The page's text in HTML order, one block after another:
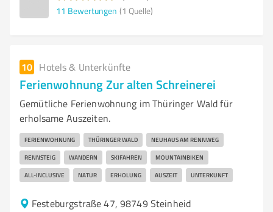
11 Bewertungen (1 Quelle)
10 Hotels & Unterkünfte
Ferienwohnung Zur alten Schreinerei
Gemütliche Ferienwohnung im Thüringer Wald für
erholsame Auszeiten.
FERIENWOHNUNG THÜRINGER WALD NEUHAUS AM RENNWEG
RENNSTEIG WANDERN SKIFAHREN MOUNTAINBIKEN
ALL-INCLUSIVE NATUR ERHOLUNG AUSZEIT UNTERKUNFT
Festeburgstraße 47, 98749 Steinheid